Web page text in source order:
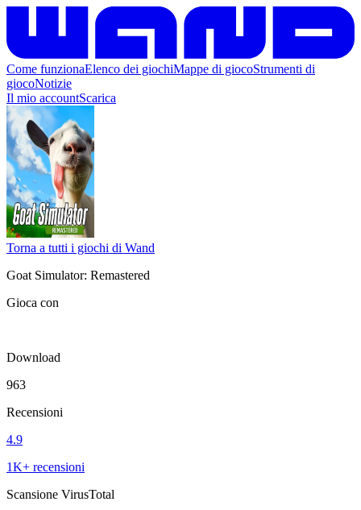
Come funzionaElenco dei giochiMappe di giocoStrumenti di
giocoNotizie
Il mio accountScarica
Torna a tutti i giochi di Wand
Goat Simulator: Remastered
Gioca con
Download
963
Recensioni
4.9
1K+ recensioni
Scansione VirusTotal